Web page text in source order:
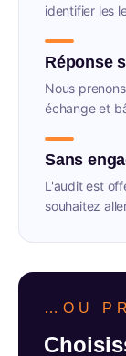
identifier les
Réponse
Nous
échange et
Sans
L'audit est
souhaitez
…OU